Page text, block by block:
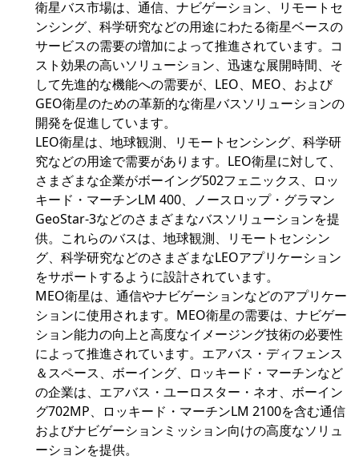
衛星バス市場は、通信、ナビゲーション、リモートセ
ンシング、科学研究などの用途にわたる衛星ベースの
サービスの需要の増加によって推進されています。コ
スト効果の高いソリューション、迅速な展開時間、そ
して先進的な機能への需要が、LEO、MEO、および
GEO衛星のための革新的な衛星バスソリューションの
開発を促進しています。
LEO衛星は、地球観測、リモートセンシング、科学研
究などの用途で需要があります。LEO衛星に対して、
さまざまな企業がボーイング502フェニックス、ロッ
キード・マーチンLM 400、ノースロップ・グラマン
GeoStar-3などのさまざまなバスソリューションを提
供。これらのバスは、地球観測、リモートセンシン
グ、科学研究などのさまざまなLEOアプリケーション
をサポートするように設計されています。
MEO衛星は、通信やナビゲーションなどのアプリケー
ションに使用されます。MEO衛星の需要は、ナビゲー
ション能力の向上と高度なイメージング技術の必要性
によって推進されています。エアバス・ディフェンス
＆スペース、ボーイング、ロッキード・マーチンなど
の企業は、エアバス・ユーロスター・ネオ、ボーイン
グ702MP、ロッキード・マーチンLM 2100を含む通信
およびナビゲーションミッション向けの高度なソリュ
ーションを提供。